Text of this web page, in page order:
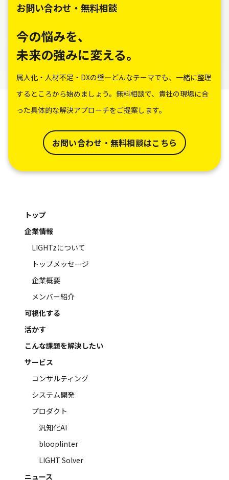
お問い合わせ・無料相談
今の悩みを、
未来の強みに変える。
属人化・人材不足・DXの壁―どんなテーマでも、一緒に整理
するところから始めましょう。無料相談で、貴社の現場に合
った具体的な解決アプローチをご提案します。
お問い合わせ・無料相談はこちら
トップ
企業情報
LIGHTzについて
トップメッセージ
企業概要
メンバー紹介
可視化する
活かす
こんな課題を解決したい
サービス
コンサルティング
システム開発
プロダクト
汎知化AI
blooplinter
LIGHT Solver
ニュース